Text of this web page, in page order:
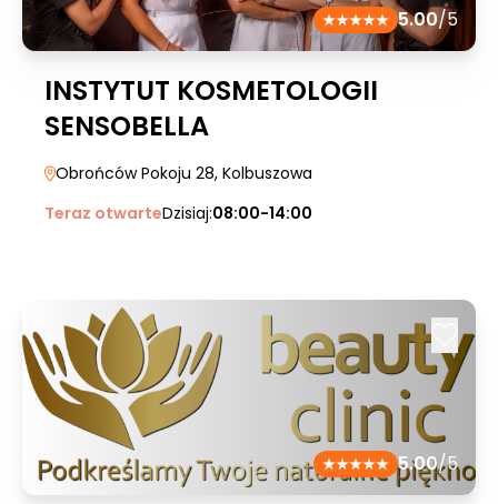
5.00/5
INSTYTUT KOSMETOLOGII
SENSOBELLA
Obrońców Pokoju 28, Kolbuszowa
Teraz otwarteDzisiaj:08:00-14:00
5.00/5